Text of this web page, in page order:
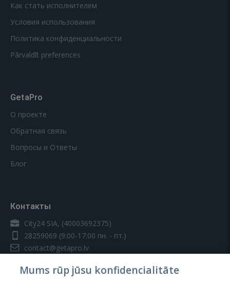
Как стать исполнителем
Условия использования
Политика конфиденциальности
Pārvaldīt preferences
GetaPro
О проекте
Обратная связь
Вопросы и Ответы
Блог
Контакты
City24 SIA, (40003692375)
28259069 (9:00-17:00 пн. - пт.)
contact@getapro.lv
Mums rūp jūsu konfidencialitāte